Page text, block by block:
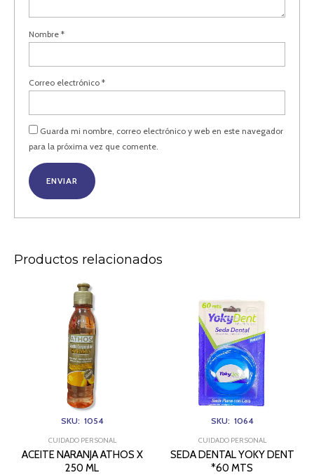
Nombre*
Correo electrónico*
Guarda mi nombre, correo electrónico y web en este navegador
para la próxima vez que comente.
Productos relacionados
SKU: 1054
CUIDADO PERSONAL
ACEITE NARANJA ATHOS X
250 ML
SKU: 1064
CUIDADO PERSONAL
SEDA DENTAL YOKY DENT
*60 MTS
DENT
MTS
cantidad